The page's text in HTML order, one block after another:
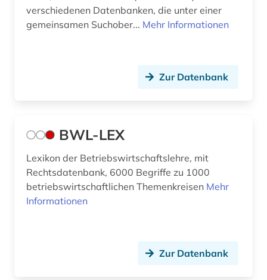
verschiedenen Datenbanken, die unter einer
gemeinsamen Suchober... Mehr Informationen
Zur Datenbank
BWL-LEX
Lexikon der Betriebswirtschaftslehre, mit
Rechtsdatenbank, 6000 Begriffe zu 1000
betriebswirtschaftlichen Themenkreisen Mehr
Informationen
Zur Datenbank